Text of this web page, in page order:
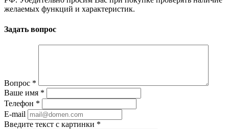
желаемых функций и характеристик.
Задать вопрос
Вопрос *
Ваше имя *
Телефон *
E-mail
Введите текст с картинки *